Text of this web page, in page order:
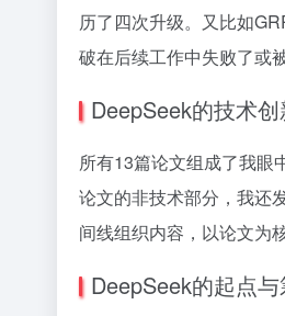
历了四次升级。又比如
破在后续工作中失败了或
DeepSeek的技术
所有13篇论文组成了我眼
论文的非技术部分，我还
间线组织内容，以论文为
DeepSeek的起点